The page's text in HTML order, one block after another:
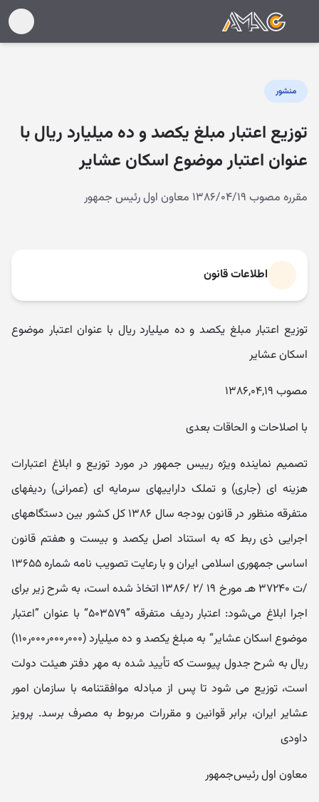
منشور
توزیع اعتبار مبلغ یکصد و ده میلیارد ریال با
عنوان اعتبار موضوع اسکان عشایر
مقرره مصوب ۱۳۸۶/۰۴/۱۹ معاون اول رئیس جمهور
اطلاعات قانون
توزیع اعتبار مبلغ یکصد و ده میلیارد ریال با عنوان اعتبار موضوع
اسکان عشایر
مصوب ۱۳۸۶,۰۴,۱۹
با اصلاحات و الحاقات بعدی
تصمیم نماینده ویژه رییس جمهور در مورد توزیع و ابلاغ اعتبارات
هزینه ای (جاری) و تملک داراییهای سرمایه ای (عمرانی) ردیفهای
متفرقه منظور در قانون بودجه سال ۱۳۸۶ کل کشور بین دستگاههای
اجرایی ذی ربط که به استناد اصل یکصد و بیست و هفتم قانون
اساسی جمهوری اسلامی ایران و با رعایت تصویب نامه شماره ۱۳۶۵۵
/ت ۳۷۲۴۰ هـ مورخ ۱۹ /۲ /۱۳۸۶ اتخاذ شده است، به شرح زیر برای
اجرا ابلاغ می‌شود: اعتبار ردیف متفرقه ”۵۰۳۵۷۹“ با عنوان ”اعتبار
موضوع اسکان عشایر“ به مبلغ یکصد و ده میلیارد (۰۰۰ر۰۰۰ر۰۰۰ر۱۱۰)
ریال به شرح جدول پیوست که تأیید شده به مهر دفتر هیئت دولت
است، توزیع می شود تا پس از مبادله موافقتنامه با سازمان امور
عشایر ایران، برابر قوانین و مقررات مربوط به مصرف برسد. پرویز
داودی
معاون اول رئیس‌جمهور